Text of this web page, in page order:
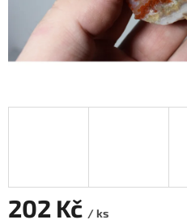
202 Kč / ks